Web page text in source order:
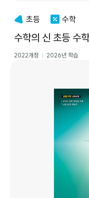
초등 수학
수학의 신 초등 수
2022개정 2026년 학습